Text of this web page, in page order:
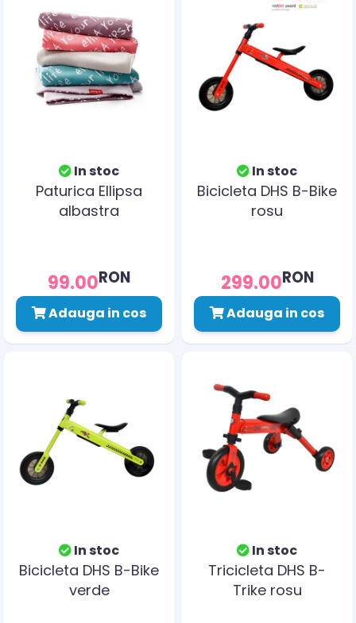
In stoc
Paturica Ellipsa
albastra
99.00RON
Adauga in cos
In stoc
Bicicleta DHS B-Bike
rosu
299.00RON
Adauga in cos
In stoc
Bicicleta DHS B-Bike
verde
In stoc
Tricicleta DHS B-
Trike rosu